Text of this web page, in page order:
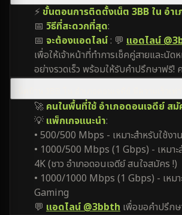
⚡ ขั้นตอนการติดตั้งเน็ต 3BB ใน อำ
📅 วิธีที่สะดวกที่สุด:
📅 จะต้องแอดไลน์: 💬 แอดไลน์
เพื่อให้เจ้าหน้าที่ทำการเช็คคู่สายและนั
อย่างรวดเร็ว พร้อมให้รับคำปรึกษาฟรี!
🚀 คนในพื้นที่ใช้ อำเภอดอนเจดีย์ ส
💡 แพ็กเกจแนะนำ:
• 500/500 Mbps - เหมาะสำหรับใช้งา
• 1000/500 Mbps (1 Gbps) - เหมา
4K (ชาว อำเภอดอนเจดีย์ สนใจสมัคร !)
• 1000/1000 Mbps (1 Gbps) - เหม
Gaming
💬 แอดไลน์ @3bbth เพื่อขอคำปรึก